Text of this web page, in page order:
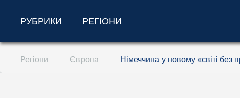
Перейти до змісту (ключ доступу '1')
Перейти до пошуку (ключ доступу '2')
РУБРИКИ РЕГІОНИ
Регіони Європа Німеччина у новому «світі без